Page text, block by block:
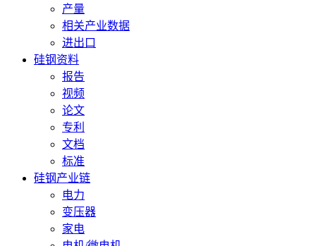
产量
相关产业数据
进出口
硅钢资料
报告
视频
论文
专利
文档
标准
硅钢产业链
电力
变压器
家电